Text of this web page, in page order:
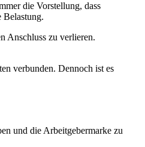
die Vorstellung, dass
Belastung.
Anschluss zu verlieren.
verbunden. Dennoch ist es
und die Arbeitgebermarke zu